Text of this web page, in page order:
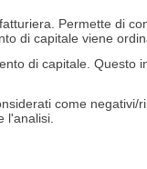
Permette di
di capitale viene
di capitale. Questo
come negativi/
l'analisi.